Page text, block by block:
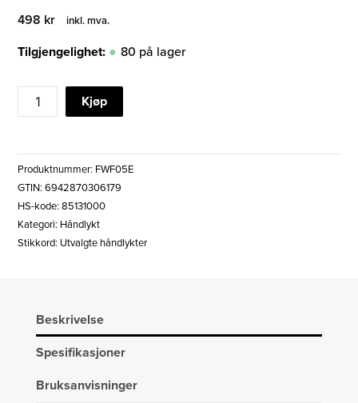
498 kr inkl. mva.
Tilgjengelighet: 80 på lager
FENIX
WF05E
LYKT
IECEx/ATEX
antall
Kjøp
Produktnummer: FWF05E
GTIN: 6942870306179
HS-kode: 85131000
Kategori: Håndlykt
Stikkord: Utvalgte håndlykter
Beskrivelse
Spesifikasjoner
Bruksanvisninger